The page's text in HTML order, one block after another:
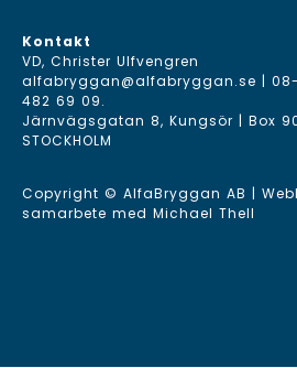
Kontakt
VD, Christer Ulfvengren
alfabryggan@alfabryggan.se |
482 69 09.
Järnvägsgatan 8, Kungsör | Box
STOCKHOLM
Copyright © AlfaBryggan AB |
samarbete med Michael Thell